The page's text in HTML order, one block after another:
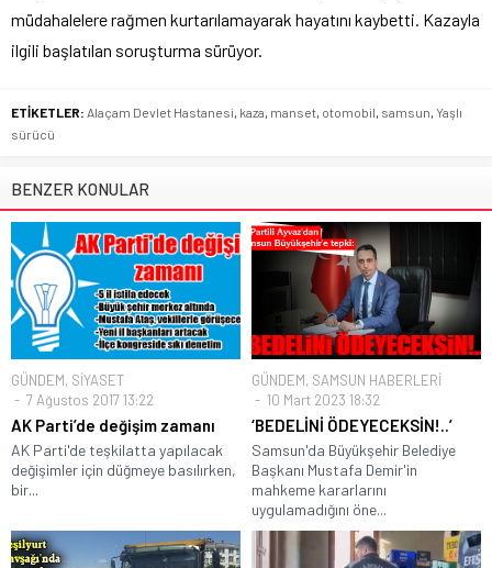
müdahalelere rağmen kurtarılamayarak hayatını kaybetti. Kazayla
ilgili başlatılan soruşturma sürüyor.
ETİKETLER: Alaçam Devlet Hastanesi kaza manset otomobil samsun Yaşlı
sürücü
BENZER KONULAR
GÜNDEM, SİYASET
7 Ağustos 2017 13:22
AK Parti’de değişim zamanı
AK Parti'de teşkilatta yapılacak
değişimler için düğmeye basılırken,
bir...
GÜNDEM, SAMSUN HABERLERİ
10 Mart 2023 18:32
‘BEDELİNİ ÖDEYECEKSİN!..’
Samsun'da Büyükşehir Belediye
Başkanı Mustafa Demir'in
mahkeme kararlarını
uygulamadığını öne...